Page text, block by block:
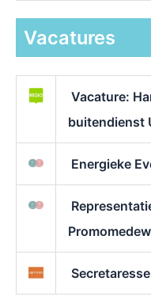
Vacatures
Vacature:
buitendienst
Energieke